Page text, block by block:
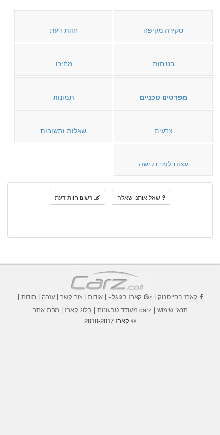
סקירה מקיפה חוות דעת
בטיחות מחירון
מפרטים טכניים תמונות
צבעים שאלות ותשובות
עצות לפני רכישה
שאל אותנו שאלה רשום חוות דעת
קארז בפייסבוק| קארז בגוגל+|אודות |צור קשר | עזרה | תודות |
תנאי שימוש | carz מעודד טבעונות | בלוג קארז | מפת אתר
© קארז 2010-2017